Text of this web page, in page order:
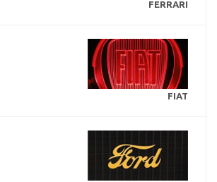
FERRARI
FIAT